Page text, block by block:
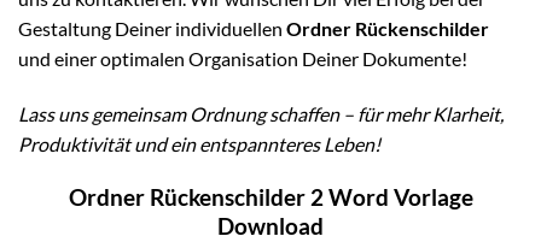
Gestaltung Deiner individuellen Ordner Rückenschilder
und einer optimalen Organisation Deiner Dokumente!
Lass uns gemeinsam Ordnung schaffen – für mehr Klarheit,
Produktivität und ein entspannteres Leben!
Ordner Rückenschilder 2 Word Vorlage
Download